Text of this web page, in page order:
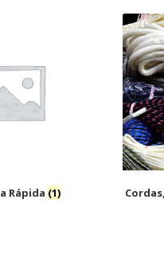
Rápida (1)